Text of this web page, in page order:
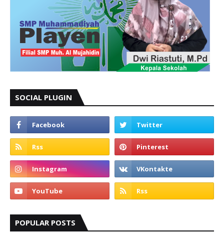
SOCIAL PLUGIN
POPULAR POSTS